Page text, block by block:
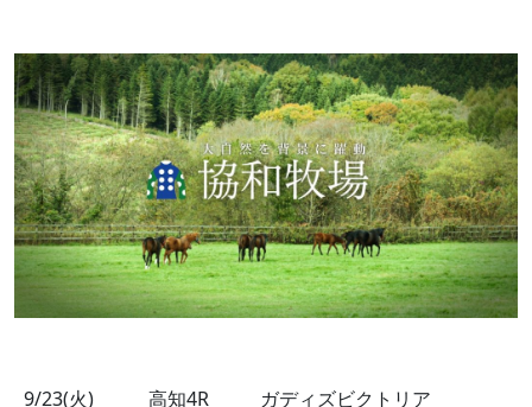
9/23(火) 高知4R
ガディズビクトリア